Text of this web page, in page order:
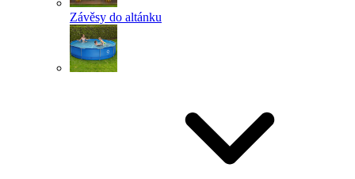
Závěsy do altánku